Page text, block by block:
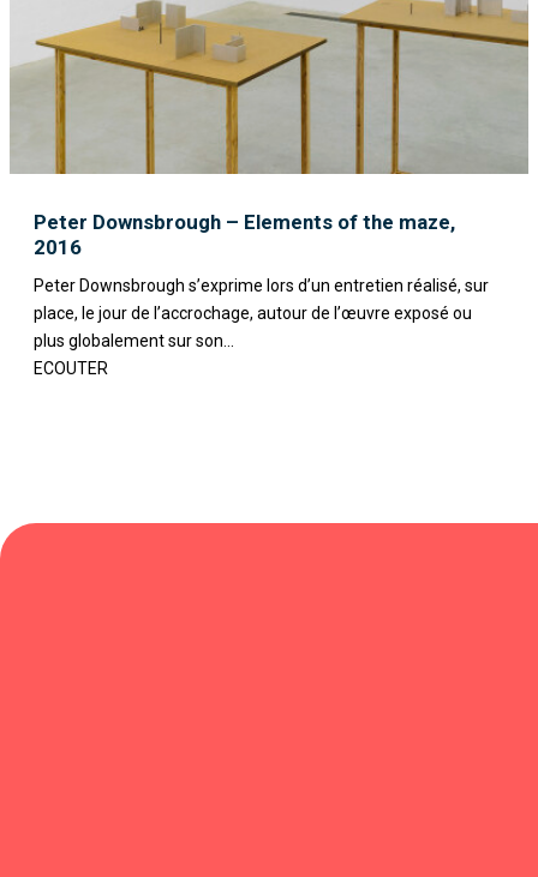
Peter Downsbrough – Elements of the maze,
2016
Peter Downsbrough s’exprime lors d’un entretien réalisé, sur
place, le jour de l’accrochage, autour de l’œuvre exposé ou
plus globalement sur son...
ECOUTER